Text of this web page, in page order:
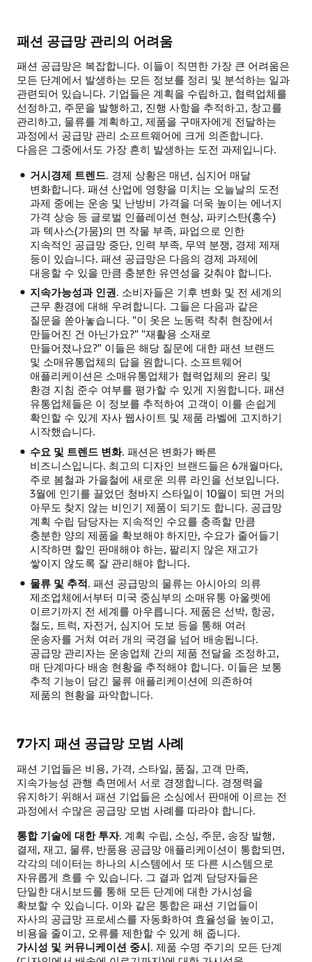
패션 공급망 관리의 어려움
패션 공급망은 복잡합니다. 이들이 직면한 가장 큰 어려움은
모든 단계에서 발생하는 모든 정보를 정리 및 분석하는 일과
관련되어 있습니다. 기업들은 계획을 수립하고, 협력업체를
선정하고, 주문을 발행하고, 진행 사항을 추적하고, 창고를
관리하고, 물류를 계획하고, 제품을 구매자에게 전달하는
과정에서 공급망 관리 소프트웨어에 크게 의존합니다.
다음은 그중에서도 가장 흔히 발생하는 도전 과제입니다.
거시경제 트렌드. 경제 상황은 매년, 심지어 매달
변화합니다. 패션 산업에 영향을 미치는 오늘날의 도전
과제 중에는 운송 및 난방비 가격을 더욱 높이는 에너지
가격 상승 등 글로벌 인플레이션 현상, 파키스탄(홍수)
과 텍사스(가뭄)의 면 작물 부족, 파업으로 인한
지속적인 공급망 중단, 인력 부족, 무역 분쟁, 경제 제재
등이 있습니다. 패션 공급망은 다음의 경제 과제에
대응할 수 있을 만큼 충분한 유연성을 갖춰야 합니다.
지속가능성과 인권. 소비자들은 기후 변화 및 전 세계의
근무 환경에 대해 우려합니다. 그들은 다음과 같은
질문을 쏟아놓습니다. "이 옷은 노동력 착취 현장에서
만들어진 건 아닌가요?" "재활용 소재로
만들어졌나요?" 이들은 해당 질문에 대한 패션 브랜드
및 소매유통업체의 답을 원합니다. 소프트웨어
애플리케이션은 소매유통업체가 협력업체의 윤리 및
환경 지침 준수 여부를 평가할 수 있게 지원합니다. 패션
유통업체들은 이 정보를 추적하여 고객이 이를 손쉽게
확인할 수 있게 자사 웹사이트 및 제품 라벨에 고지하기
시작했습니다.
수요 및 트렌드 변화. 패션은 변화가 빠른
비즈니스입니다. 최고의 디자인 브랜드들은 6개월마다,
주로 봄철과 가을철에 새로운 의류 라인을 선보입니다.
3월에 인기를 끌었던 청바지 스타일이 10월이 되면 거의
아무도 찾지 않는 비인기 제품이 되기도 합니다. 공급망
계획 수립 담당자는 지속적인 수요를 충족할 만큼
충분한 양의 제품을 확보해야 하지만, 수요가 줄어들기
시작하면 할인 판매해야 하는, 팔리지 않은 재고가
쌓이지 않도록 잘 관리해야 합니다.
물류 및 추적. 패션 공급망의 물류는 아시아의 의류
제조업체에서부터 미국 중심부의 소매유통 아울렛에
이르기까지 전 세계를 아우릅니다. 제품은 선박, 항공,
철도, 트럭, 자전거, 심지어 도보 등을 통해 여러
운송자를 거쳐 여러 개의 국경을 넘어 배송됩니다.
공급망 관리자는 운송업체 간의 제품 전달을 조정하고,
매 단계마다 배송 현황을 추적해야 합니다. 이들은 보통
추적 기능이 담긴 물류 애플리케이션에 의존하여
제품의 현황을 파악합니다.
7가지 패션 공급망 모범 사례
패션 기업들은 비용, 가격, 스타일, 품질, 고객 만족,
지속가능성 관행 측면에서 서로 경쟁합니다. 경쟁력을
유지하기 위해서 패션 기업들은 소싱에서 판매에 이르는 전
과정에서 수많은 공급망 모범 사례를 따라야 합니다.
통합 기술에 대한 투자. 계획 수립, 소싱, 주문, 송장 발행,
결제, 재고, 물류, 반품용 공급망 애플리케이션이 통합되면,
각각의 데이터는 하나의 시스템에서 또 다른 시스템으로
자유롭게 흐를 수 있습니다. 그 결과 업계 담당자들은
단일한 대시보드를 통해 모든 단계에 대한 가시성을
확보할 수 있습니다. 이와 같은 통합은 패션 기업들이
자사의 공급망 프로세스를 자동화하여 효율성을 높이고,
비용을 줄이고, 오류를 제한할 수 있게 해 줍니다.
가시성 및 커뮤니케이션 중시. 제품 수명 주기의 모든 단계